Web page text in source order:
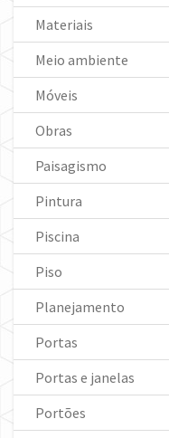
Materiais
Meio ambiente
Móveis
Obras
Paisagismo
Pintura
Piscina
Piso
Planejamento
Portas
Portas e janelas
Portões